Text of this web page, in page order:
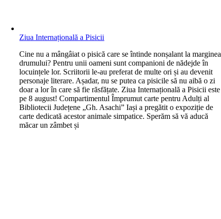
Ziua Internațională a Pisicii
Cine nu a mângâiat o pisică care se întinde nonșalant la marginea
drumului? Pentru unii oameni sunt companioni de nădejde în
locuințele lor. Scriitorii le-au preferat de multe ori și au devenit
personaje literare. Așadar, nu se putea ca pisicile să nu aibă o zi
doar a lor în care să fie răsfățate. Ziua Internațională a Pisicii este
pe 8 august! Compartimentul Împrumut carte pentru Adulți al
Bibliotecii Județene „Gh. Asachi” Iași a pregătit o expoziție de
carte dedicată acestor animale simpatice. Sperăm să vă aducă
măcar un zâmbet și